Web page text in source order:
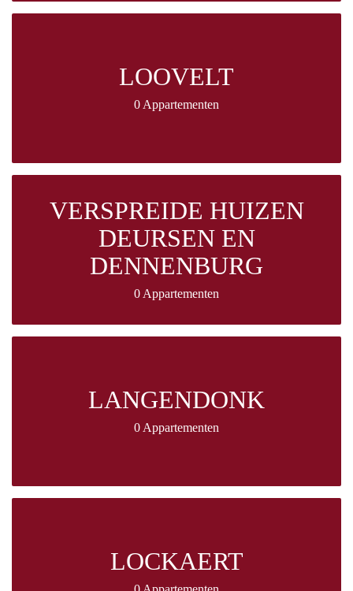
LOOVELT
0 Appartementen
VERSPREIDE HUIZEN
DEURSEN EN
DENNENBURG
0 Appartementen
LANGENDONK
0 Appartementen
LOCKAERT